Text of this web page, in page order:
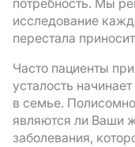
потребность. Мы
исследование
перестала
Часто пациенты
усталость
в семье.
являются ли Ваши
заболевания,